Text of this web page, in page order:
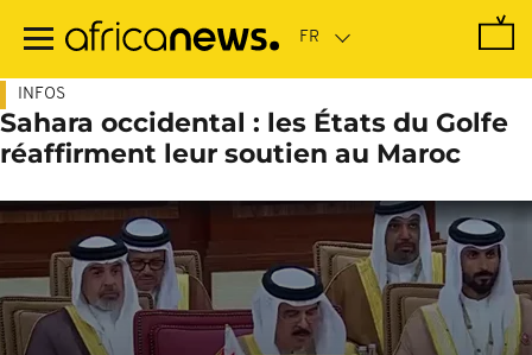
contenu
INFOS
Sahara occidental : les États du Golfe
réaffirment leur soutien au Maroc